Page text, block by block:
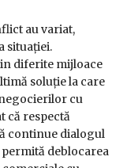
au variat,
situației.
diferite mijloace
soluție la care
cu
că respectă
continue dialogul
permită deblocarea